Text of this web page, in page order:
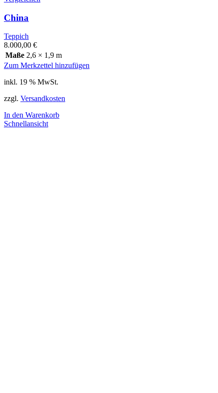
China
Teppich
8.000,00 €
Maße 2,6 × 1,9 m
Zum Merkzettel hinzufügen
inkl. 19 % MwSt.
zzgl. Versandkosten
In den Warenkorb
Schnellansicht